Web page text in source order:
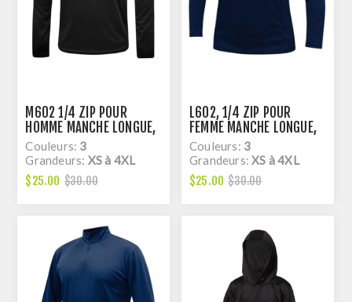
M602 1/4 ZIP POUR
HOMME MANCHE LONGUE,
DRY FIT
Couleurs: 3
Grandeurs: XS à 4XL
$25.00 $30.00
L602, 1/4 ZIP POUR
FEMME MANCHE LONGUE,
DRY FIT
Couleurs: 3
Grandeurs:XS à 4XL
$25.00 $30.00